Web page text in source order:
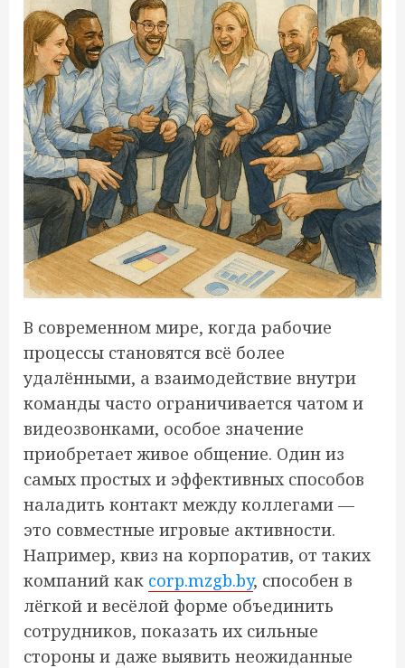
В современном мире, когда рабочие
процессы становятся всё более
удалёнными, а взаимодействие внутри
команды часто ограничивается чатом и
видеозвонками, особое значение
приобретает живое общение. Один из
самых простых и эффективных способов
наладить контакт между коллегами —
это совместные игровые активности.
Например, квиз на корпоратив, от таких
компаний как corp.mzgb.by, способен в
лёгкой и весёлой форме объединить
сотрудников, показать их сильные
стороны и даже выявить неожиданные